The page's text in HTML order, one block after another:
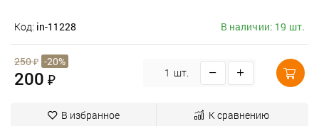
Код: in-11228 В наличии: 19 шт.
250₽ -20%
200 ₽ шт.
В избранное К сравнению